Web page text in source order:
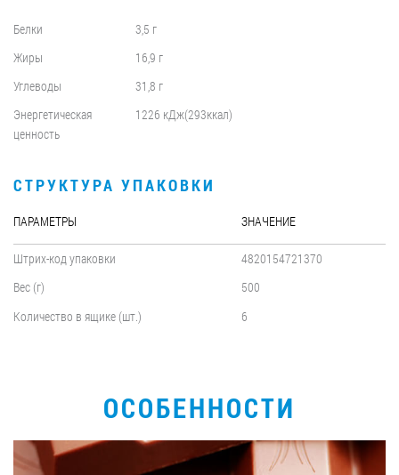
Белки
3,5 г
Жиры
16,9 г
Углеводы
31,8 г
Энергетическая
ценность
1226 кДж(293ккал)
СТРУКТУРА УПАКОВКИ
ПАРАМЕТРЫ ЗНАЧЕНИЕ
Штрих-код упаковки
4820154721370
Вес (г)
500
Количество в ящике (шт.)
6
ОСОБЕННОСТИ